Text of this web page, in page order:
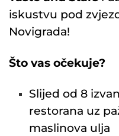
iskustvu pod
Novigrada!
Što vas očekuje?
Slijed od 8
restorana uz
maslinova ulja